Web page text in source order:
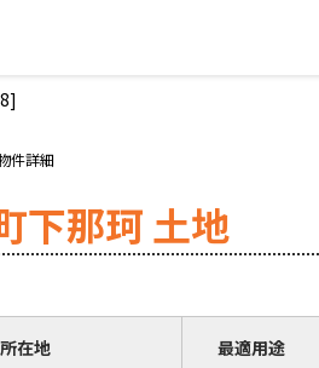
件詳細
下那珂 土地
所在地 最適用途